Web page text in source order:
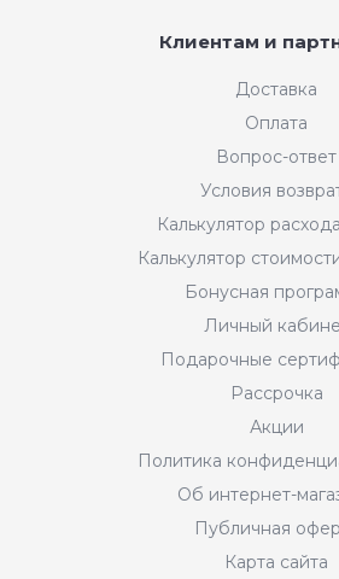
Клиентам и
Доставка
Оплата
Вопрос-ответ
Условия
Калькулятор
Калькулятор
Бонусная
Личный
Подарочные
Рассрочка
Акции
Политика
Об интернет-
Публичная
Карта сайта